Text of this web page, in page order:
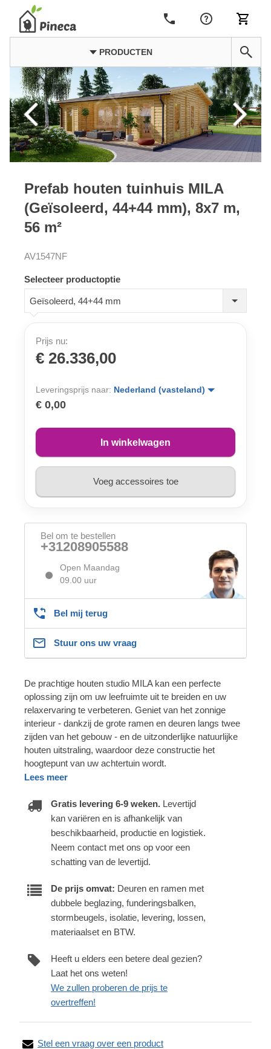
PRODUCTEN
Prefab houten tuinhuis MILA
(Geïsoleerd, 44+44 mm), 8x7 m,
56 m²
AV1547NF
Selecteer productoptie
Geïsoleerd, 44+44 mm
Prijs nu:
€ 26.336,00
Leveringsprijs naar: Nederland (vasteland)
€ 0,00
In winkelwagen
Voeg accessoires toe
Bel om te bestellen
+31208905588
Open Maandag
09.00 uur
Bel mij terug
Stuur ons uw vraag
De prachtige houten studio MILA kan een perfecte
oplossing zijn om uw leefruimte uit te breiden en uw
relaxervaring te verbeteren. Geniet van het zonnige
interieur - dankzij de grote ramen en deuren langs twee
zijden van het gebouw - en de uitzonderlijke natuurlijke
houten uitstraling, waardoor deze constructie het
hoogtepunt van uw achtertuin wordt.
Lees meer
Gratis levering 6-9 weken. Levertijd
kan variëren en is afhankelijk van
beschikbaarheid, productie en logistiek.
Neem contact met ons op voor een
schatting van de levertijd.
De prijs omvat: Deuren en ramen met
dubbele beglazing, funderingsbalken,
stormbeugels, isolatie, levering, lossen,
materiaalset en BTW.
Heeft u elders een betere deal gezien?
Laat het ons weten!
We zullen proberen de prijs te
overtreffen!
Stel een vraag over een product